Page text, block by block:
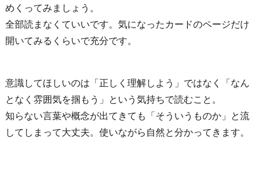
めくってみましょう。
全部読まなくていいです。気になったカードのページだけ
開いてみるくらいで充分です。
意識してほしいのは「正しく理解しよう」ではなく「なん
となく雰囲気を掴もう」という気持ちで読むこと。
知らない言葉や概念が出てきても「そういうものか」と流
してしまって大丈夫。使いながら自然と分かってきます。